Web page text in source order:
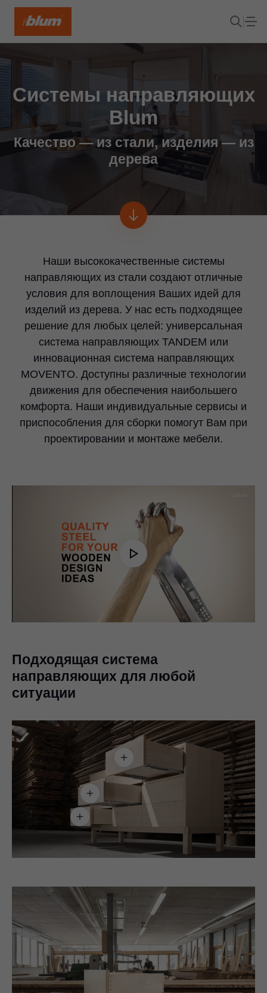
Системы направляющих
Blum
Качество — из стали, изделия — из
дерева
Наши высококачественные системы
направляющих из стали создают отличные
условия для воплощения Ваших идей для
изделий из дерева. У нас есть подходящее
решение для любых целей: универсальная
система направляющих TANDEM или
инновационная система направляющих
MOVENTO. Доступны различные технологии
движения для обеспечения наибольшего
комфорта. Наши индивидуальные сервисы и
приспособления для сборки помогут Вам при
проектировании и монтаже мебели.
Play
Video
Подходящая система
направляющих для любой
ситуации